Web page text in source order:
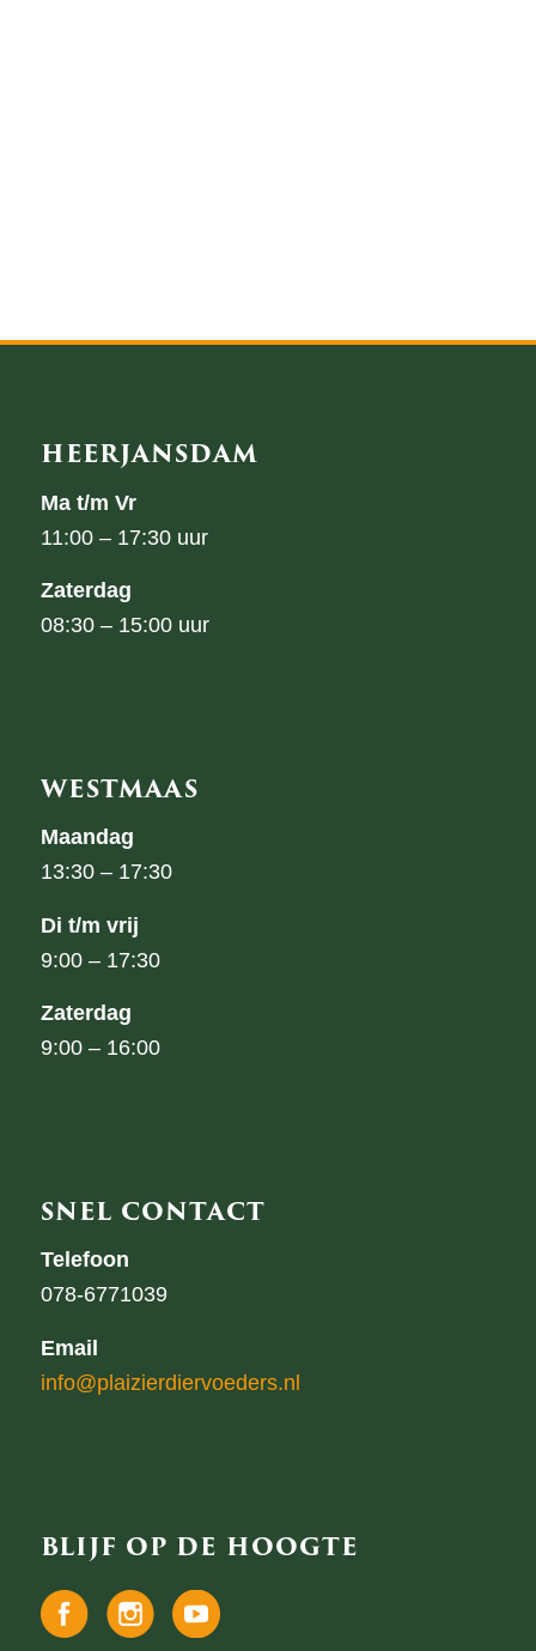
HEERJANSDAM
Ma t/m Vr
11:00 – 17:30 uur
Zaterdag
08:30 – 15:00 uur
WESTMAAS
Maandag
13:30 – 17:30
Di t/m vrij
9:00 – 17:30
Zaterdag
9:00 – 16:00
SNEL CONTACT
Telefoon
078-6771039
Email
info@plaizierdiervoeders.nl
BLIJF OP DE HOOGTE